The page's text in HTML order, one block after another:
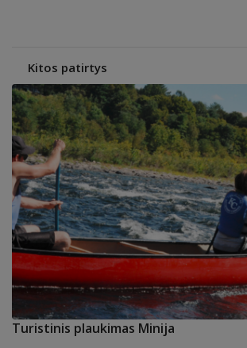
Kitos patirtys
Turistinis plaukimas Minija